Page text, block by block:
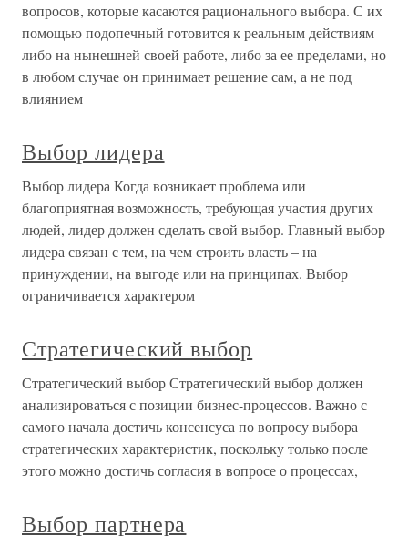
вопросов, которые касаются рационального выбора. С их
помощью подопечный готовится к реальным действиям
либо на нынешней своей работе, либо за ее пределами, но
в любом случае он принимает решение сам, а не под
влиянием
Выбор лидера
Выбор лидера Когда возникает проблема или
благоприятная возможность, требующая участия других
людей, лидер должен сделать свой выбор. Главный выбор
лидера связан с тем, на чем строить власть – на
принуждении, на выгоде или на принципах. Выбор
ограничивается характером
Стратегический выбор
Стратегический выбор Стратегический выбор должен
анализироваться с позиции бизнес-процессов. Важно с
самого начала достичь консенсуса по вопросу выбора
стратегических характеристик, поскольку только после
этого можно достичь согласия в вопросе о процессах,
Выбор партнера